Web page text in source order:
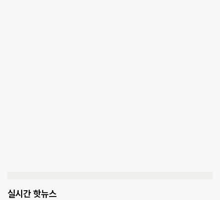
실시간 핫뉴스